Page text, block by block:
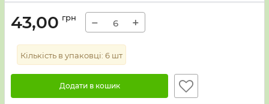
43,00 грн − +
Кількість в упаковці: 6 шт
Додати в кошик